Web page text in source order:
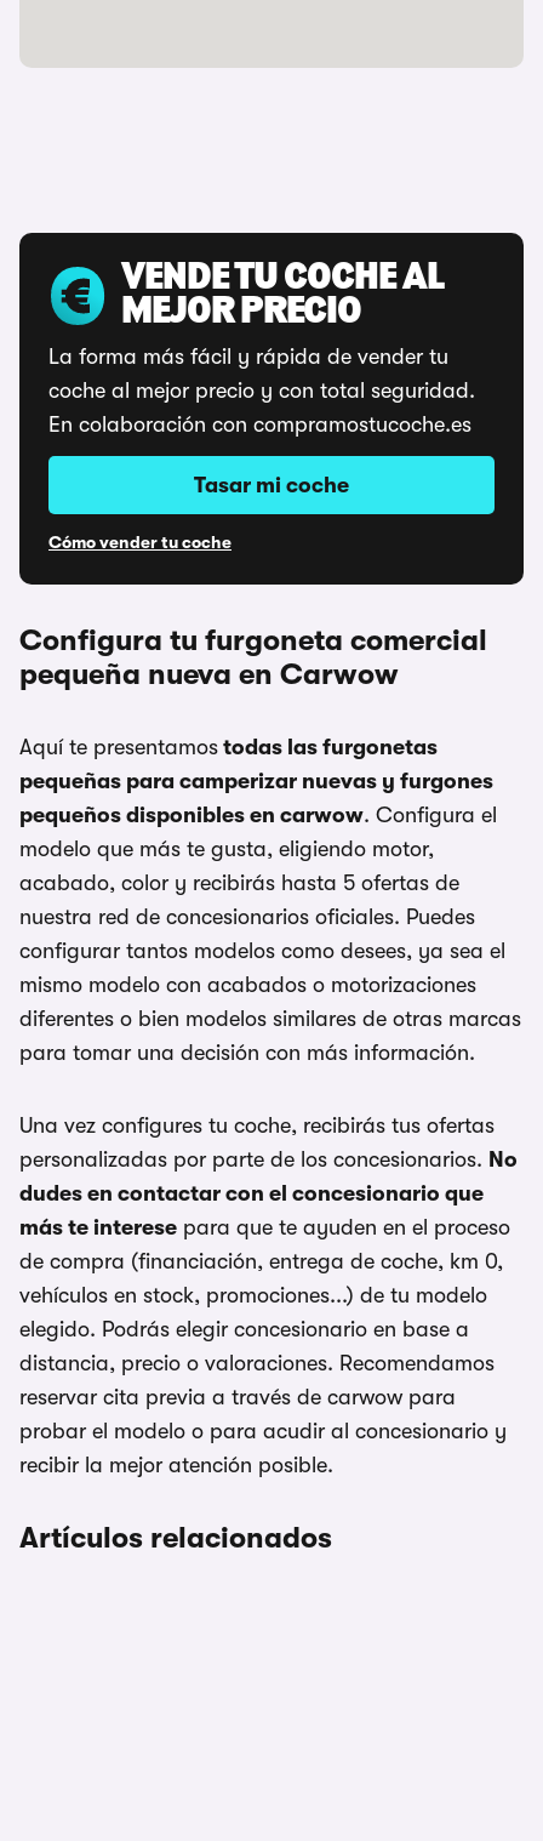
VENDE TU COCHE AL
MEJOR PRECIO
La forma más fácil y rápida de vender tu
coche al mejor precio y con total seguridad.
En colaboración con compramostucoche.es
Tasar mi coche
Cómo vender tu coche
Configura tu furgoneta comercial
pequeña nueva en Carwow
Aquí te presentamos todas las furgonetas
pequeñas para camperizar nuevas y furgones
pequeños disponibles en carwow. Configura el
modelo que más te gusta, eligiendo motor,
acabado, color y recibirás hasta 5 ofertas de
nuestra red de concesionarios oficiales. Puedes
configurar tantos modelos como desees, ya sea el
mismo modelo con acabados o motorizaciones
diferentes o bien modelos similares de otras marcas
para tomar una decisión con más información.
Una vez configures tu coche, recibirás tus ofertas
personalizadas por parte de los concesionarios. No
dudes en contactar con el concesionario que
más te interese para que te ayuden en el proceso
de compra (financiación, entrega de coche, km 0,
vehículos en stock, promociones...) de tu modelo
elegido. Podrás elegir concesionario en base a
distancia, precio o valoraciones. Recomendamos
reservar cita previa a través de carwow para
probar el modelo o para acudir al concesionario y
recibir la mejor atención posible.
Artículos relacionados